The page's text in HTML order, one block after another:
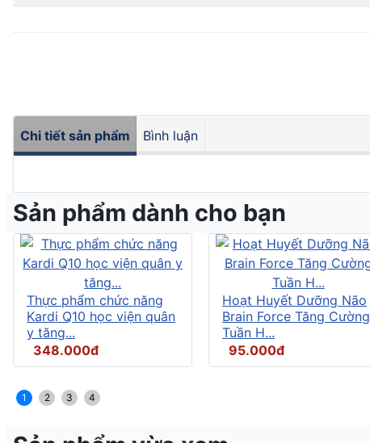
Chi tiết sản phẩm Bình luận
Sản phẩm dành cho bạn
Thực phẩm chức năng
Kardi Q10 học viện quân
y tăng...
348.000đ
Hoạt Huyết Dưỡng Não
Brain Force Tăng Cường
Tuần H...
95.000đ
1 2 3 4